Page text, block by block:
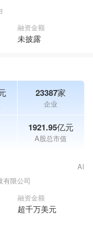
融资金额
未披露
23387家
企业
1921.95亿元
A股总市值
有限公司
融资金额
超千万美元
AI